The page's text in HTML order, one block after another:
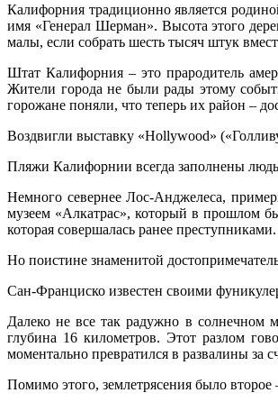
Калифорния традиционно является
имя «Генерал Шерман». Высота этого
малы, если собрать шесть тысяч штук
Штат Калифорния – это прародитель
Жители города не были рады этому
горожане поняли, что теперь их район –
Воздвигли выставку «Hollywood»
Пляжи Калифорнии всегда заполнены
Немного севернее Лос-Анджелеса,
музеем «Алкатрас», который в прошлом
которая совершалась ранее
Но поистине знаменитой
Сан-Франциско известен своими
Далеко не все так радужно в солнечном
глубина 16 километров. Этот разлом
моментально превратился в развалины за
Помимо этого, землетрясения было